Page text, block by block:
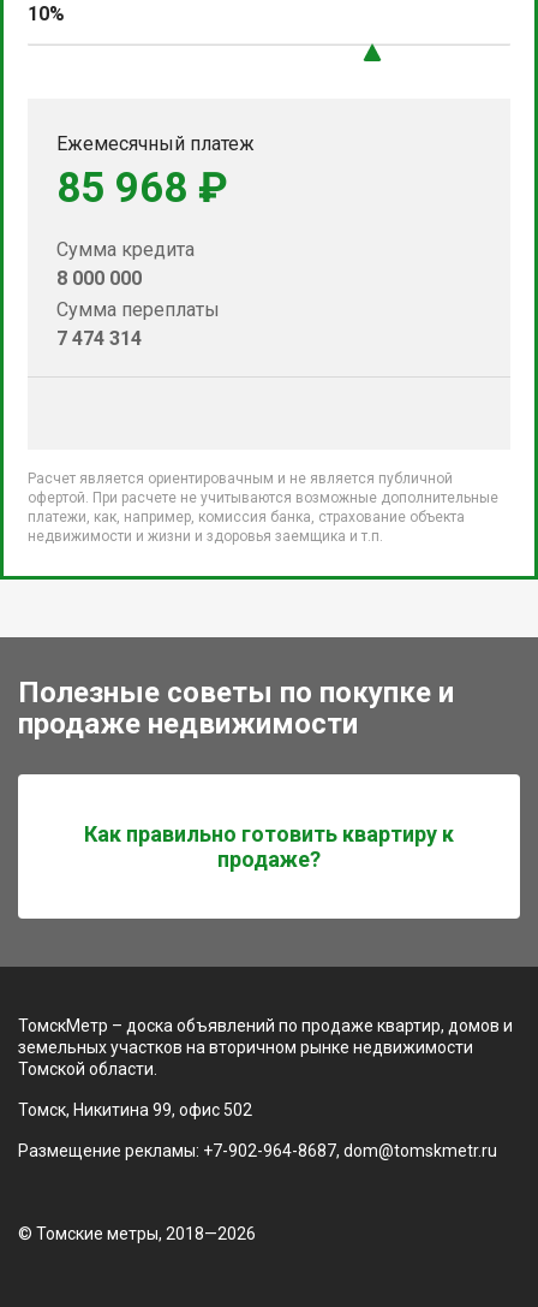
10%
Ежемесячный платеж
85 968 ₽
Сумма кредита
8 000 000
Сумма переплаты
7 474 314
Расчет является ориентировачным и не является публичной
офертой. При расчете не учитываются возможные дополнительные
платежи, как, например, комиссия банка, страхование объекта
недвижимости и жизни и здоровья заемщика и т.п.
Полезные советы по покупке и
продаже недвижимости
Как правильно готовить квартиру к
продаже?
ТомскМетр – доска объявлений по продаже квартир, домов и
земельных участков на вторичном рынке недвижимости
Томской области.
Томск, Никитина 99, офис 502
Размещение рекламы: +7-902-964-8687, dom@tomskmetr.ru
© Томские метры, 2018—2026